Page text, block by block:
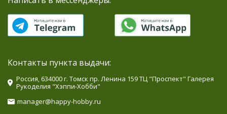
Контакты пункта выдачи:
Россия, 634000 г. Томск пр. Ленина 159 ТЦ "Проспект" Галерея
Рукоделия "Хэппи-Хобби"
manager@happy-hobby.ru